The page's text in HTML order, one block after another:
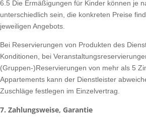
6.5 Die Ermäßigungen für Kinder können je
unterschiedlich sein, die konkreten Preise
jeweiligen Angebots.
Bei Reservierungen von Produkten des
Konditionen, bei
(Gruppen-)Reservierungen von mehr als 5
Appartements kann der Dienstleister
Zuschläge festlegen im Einzelvertrag.
7. Zahlungsweise, Garantie